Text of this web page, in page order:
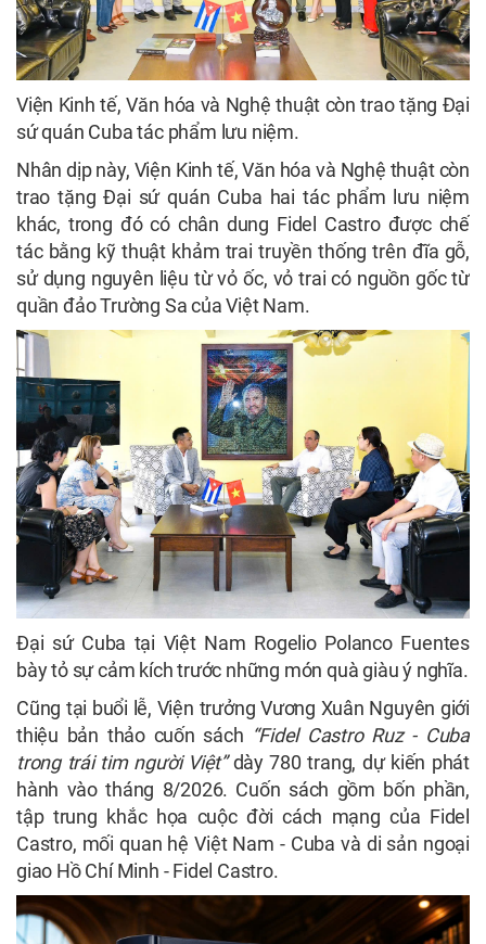
Viện Kinh tế, Văn hóa và Nghệ thuật còn trao tặng Đại
sứ quán Cuba tác phẩm lưu niệm.
Nhân dịp này, Viện Kinh tế, Văn hóa và Nghệ thuật còn
trao tặng Đại sứ quán Cuba hai tác phẩm lưu niệm
khác, trong đó có chân dung Fidel Castro được chế
tác bằng kỹ thuật khảm trai truyền thống trên đĩa gỗ,
sử dụng nguyên liệu từ vỏ ốc, vỏ trai có nguồn gốc từ
quần đảo Trường Sa của Việt Nam.
Đại sứ Cuba tại Việt Nam Rogelio Polanco Fuentes
bày tỏ sự cảm kích trước những món quà giàu ý nghĩa.
Cũng tại buổi lễ, Viện trưởng Vương Xuân Nguyên giới
thiệu bản thảo cuốn sách “Fidel Castro Ruz - Cuba
trong trái tim người Việt”dày 780 trang, dự kiến phát
hành vào tháng 8/2026. Cuốn sách gồm bốn phần,
tập trung khắc họa cuộc đời cách mạng của Fidel
Castro, mối quan hệ Việt Nam - Cuba và di sản ngoại
giao Hồ Chí Minh - Fidel Castro.